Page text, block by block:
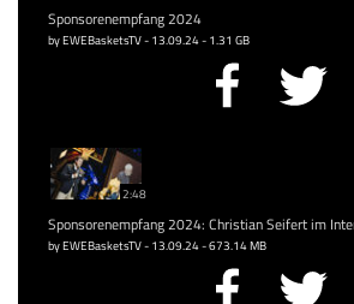
Sponsorenempfang 2024
by EWEBasketsTV - 13.09.24 - 1.31 GB
2:48
Sponsorenempfang 2024: Christian Seifert im
by EWEBasketsTV - 13.09.24 - 673.14 MB